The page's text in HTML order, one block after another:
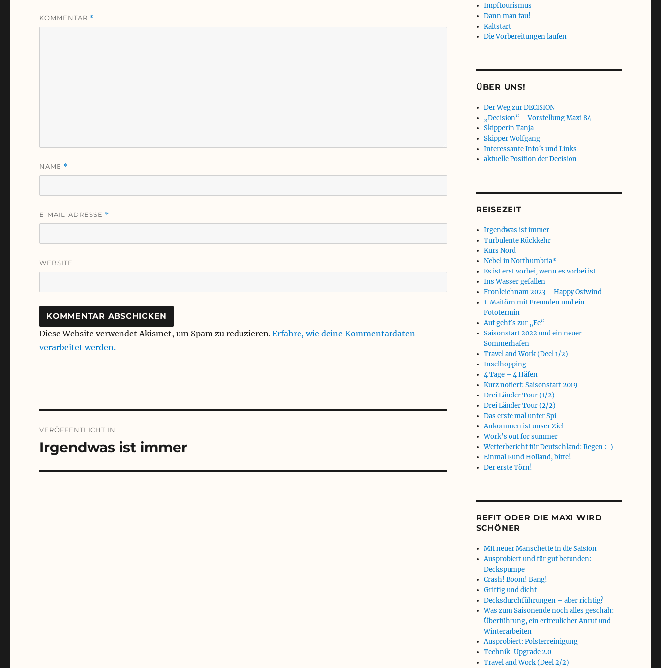
KOMMENTAR *
NAME *
E-MAIL-ADRESSE *
WEBSITE
Diese Website verwendet Akismet, um Spam zu reduzieren.Erfahre, wie deine Kommentardaten
verarbeitet werden.
VERÖFFENTLICHT IN
Irgendwas ist immer
Impftourismus
Dann man tau!
Kaltstart
Die Vorbereitungen laufen
ÜBER UNS!
Der Weg zur DECISION
„Decision“ – Vorstellung Maxi 84
Skipperin Tanja
Skipper Wolfgang
Interessante Info´s und Links
aktuelle Position der Decision
REISEZEIT
Irgendwas ist immer
Turbulente Rückkehr
Kurs Nord
Nebel in Northumbria*
Es ist erst vorbei, wenn es vorbei ist
Ins Wasser gefallen
Fronleichnam 2023 – Happy Ostwind
1. Maitörn mit Freunden und ein
Fototermin
Auf geht´s zur „Ee“
Saisonstart 2022 und ein neuer
Sommerhafen
Travel and Work (Deel 1/2)
Inselhopping
4 Tage – 4 Häfen
Kurz notiert: Saisonstart 2019
Drei Länder Tour (1/2)
Drei Länder Tour (2/2)
Das erste mal unter Spi
Ankommen ist unser Ziel
Work’s out for summer
Wetterbericht für Deutschland: Regen :-)
Einmal Rund Holland, bitte!
Der erste Törn!
REFIT ODER DIE MAXI WIRD
SCHÖNER
Mit neuer Manschette in die Saision
Ausprobiert und für gut befunden:
Deckspumpe
Crash! Boom! Bang!
Griffig und dicht
Decksdurchführungen – aber richtig?
Was zum Saisonende noch alles geschah:
Überführung, ein erfreulicher Anruf und
Winterarbeiten
Ausprobiert: Polsterreinigung
Technik-Upgrade 2.0
Travel and Work (Deel 2/2)